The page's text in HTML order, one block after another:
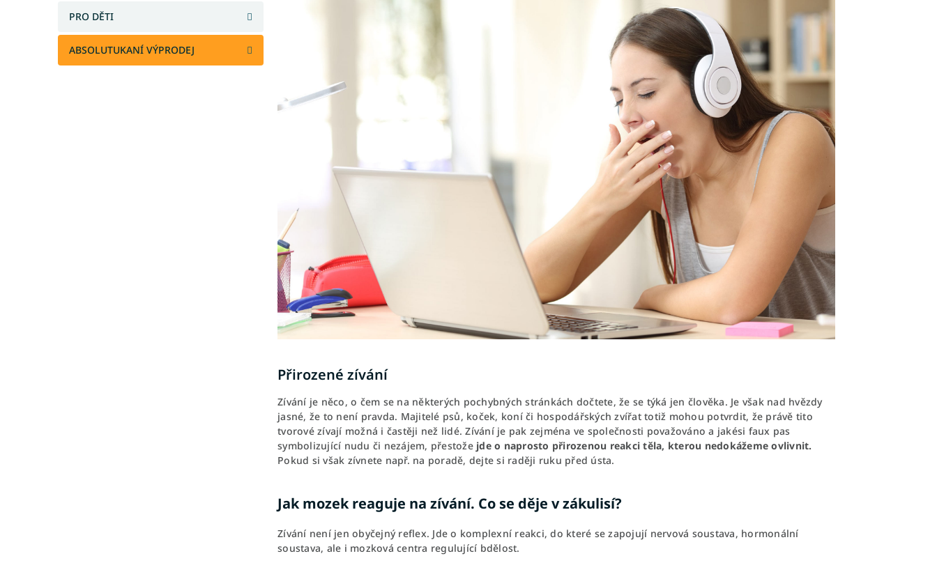
PRO DĚTI
ABSOLUTUKANÍ VÝPRODEJ
Přirozené zívání
Zívání je něco, o čem se na některých pochybných stránkách dočtete, že se týká jen člověka. Je však nad hvězdy
jasné, že to není pravda. Majitelé psů, koček, koní či hospodářských zvířat totiž mohou potvrdit, že právě tito
tvorové zívají možná i častěji než lidé. Zívání je pak zejména ve společnosti považováno a jakési faux pas
symbolizující nudu či nezájem, přestože jde o naprosto přirozenou reakci těla, kterou nedokážeme ovlivnit.
Pokud si však zívnete např. na poradě, dejte si raději ruku před ústa.
Jak mozek reaguje na zívání. Co se děje v zákulisí?
Zívání není jen obyčejný reflex. Jde o komplexní reakci, do které se zapojují nervová soustava, hormonální
soustava, ale i mozková centra regulující bdělost.